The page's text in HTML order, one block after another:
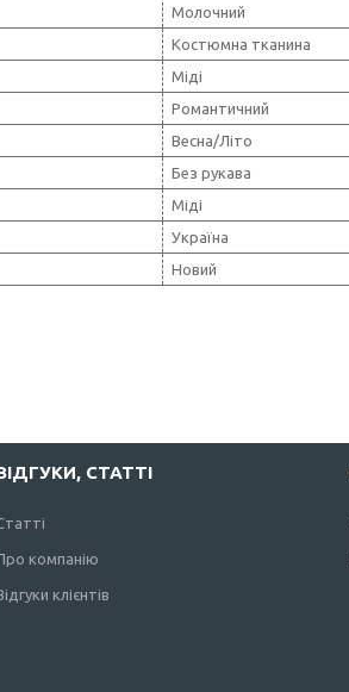
Молочний
Костюмна тканина
Міді
Романтичний
Весна/Літо
Без рукава
Міді
Україна
Новий
СТАТТІ
компанію
клієнтів